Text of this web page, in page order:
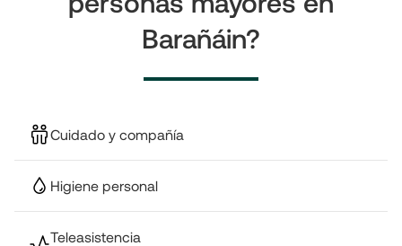
Barañáin?
Cuidado y compañía
Higiene personal
Teleasistencia